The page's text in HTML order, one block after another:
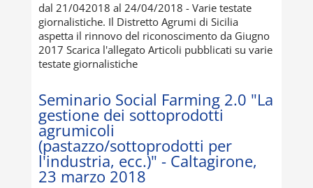
dal 21/042018 al 24/04/2018 - Varie testate
giornalistiche. Il Distretto Agrumi di Sicilia
aspetta il rinnovo del riconoscimento da Giugno
2017 Scarica l'allegato Articoli pubblicati su varie
testate giornalistiche
Seminario Social Farming 2.0 "La
gestione dei sottoprodotti
agrumicoli
(pastazzo/sottoprodotti per
l'industria, ecc.)" - Caltagirone,
23 marzo 2018